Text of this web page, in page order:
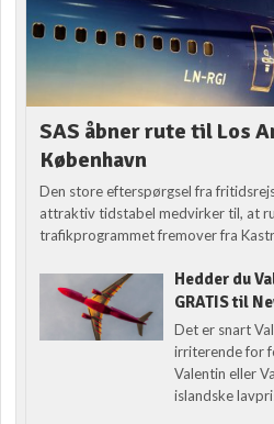
SAS åbner rute til Los
København
Den store efterspørgsel fra
attraktiv tidstabel medvirker til, at
trafikprogrammet fremover fra
Hedder du
GRATIS til
Det er snart
irriterende for
Valentin eller
islandske